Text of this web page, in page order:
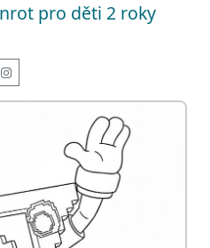
pro děti 2 roky